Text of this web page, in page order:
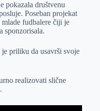
pokazala društvenu
Poseban projekat
mlade fudbalere čiji je
sponzorisala.
priliku da usavrši svoje
realizovati slične